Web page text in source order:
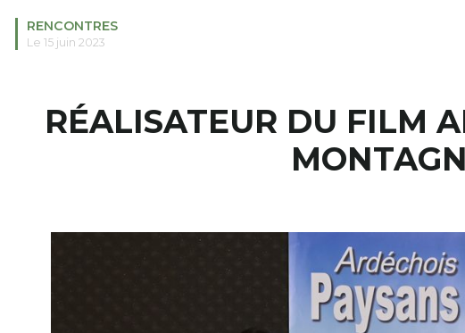
RENCONTRES
Le 15 juin 2023
RÉALISATEUR DU FILM